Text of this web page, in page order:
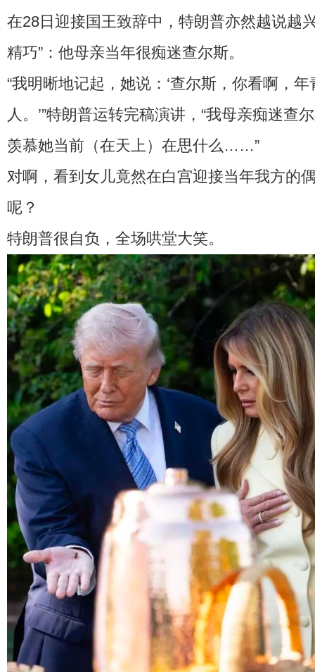
在28日迎接国王致辞中，特朗普亦然越说越
精巧”：他母亲当年很痴迷查尔斯。
“我明晰地记起，她说：‘查尔斯，你看啊，
人。’”特朗普运转完稿演讲，“我母亲痴迷查
羡慕她当前（在天上）在思什么……”
对啊，看到女儿竟然在白宫迎接当年我方的
呢？
特朗普很自负，全场哄堂大笑。